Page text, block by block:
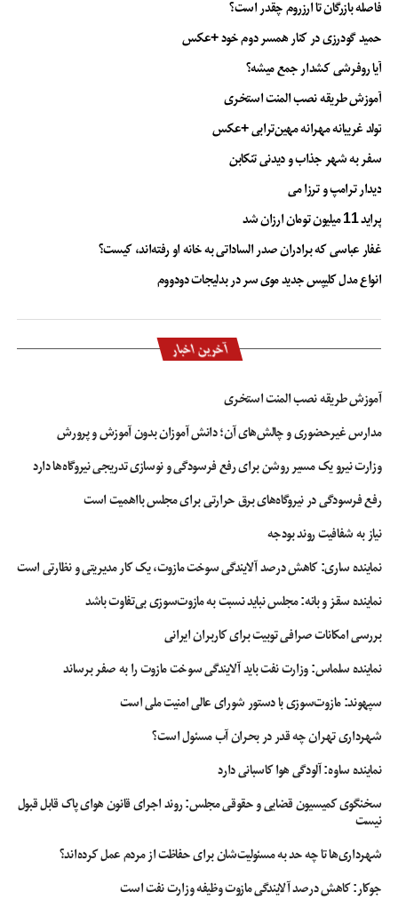
فاصله بازرگان تا ارزروم چقدر است؟
حمید گودرزی در کنار همسر دوم خود +عکس
آیا روفرشی کشدار جمع میشه؟
آموزش طریقه نصب المنت استخری
تولد غریبانه مهرانه مهین‌ترابی +عکس
سفر به شهر جذاب و دیدنی تنکابن
دیدار ترامپ و ترزا می
پراید 11 میلیون تومان ارزان شد
غفار عباسی که برادران صدر الساداتی به خانه او رفته‌اند، کیست؟
انواع مدل کلیپس جدید موی سر در بدلیجات دودووم
آخرین اخبار
آموزش طریقه نصب المنت استخری
مدارس غیرحضوری و چالش‌های آن؛ دانش آموزان بدون آموزش و پرورش
وزارت نیرو یک مسیر روشن برای رفع فرسودگی و نوسازی تدریجی نیروگاه‌ها دارد
رفع فرسودگی در نیروگاه‌های برق حرارتی برای مجلس بااهمیت است
نیاز به شفافیت روند بودجه
نماینده ساری: کاهش درصد آلایندگی سوخت مازوت، یک کار مدیریتی و نظارتی است
نماینده سقز و بانه: مجلس نباید نسبت به مازوت‌سوزی بی‌تفاوت باشد
بررسی امکانات صرافی توبیت برای کاربران ایرانی
نماینده سلماس: وزارت نفت باید آلایندگی سوخت مازوت را به صفر برساند
سپهوند:‌ مازوت‌سوزی با دستور شورای عالی امنیت ملی است
شهرداری تهران چه قدر در بحران آب مسئول است؟
نماینده ساوه: آلودگی هوا کاسبانی دارد
سخنگوی کمیسیون قضایی و حقوقی مجلس: روند اجرای قانون هوای پاک قابل قبول
نیست
شهرداری‌ها تا چه حد به مسئولیت‌شان برای حفاظت از مردم عمل کرده‌اند؟
جوکار: کاهش درصد آلایندگی مازوت وظیفه وزارت نفت است